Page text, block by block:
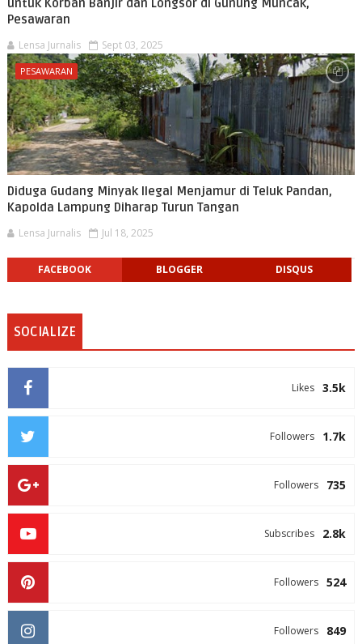
untuk Korban Banjir dan Longsor di Gunung Muncak,
Pesawaran
Lensa Jurnalis Sept 03, 2025
PESAWARAN
Diduga Gudang Minyak Ilegal Menjamur di Teluk Pandan,
Kapolda Lampung Diharap Turun Tangan
Lensa Jurnalis Jul 18, 2025
FACEBOOK BLOGGER DISQUS
SOCIALIZE
3.5k
Likes
1.7k
Followers
735
Followers
2.8k
Subscribes
524
Followers
849
Followers